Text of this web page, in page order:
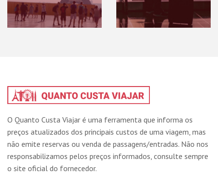
O Quanto Custa Viajar é uma ferramenta que informa os
preços atualizados dos principais custos de uma viagem, mas
não emite reservas ou venda de passagens/entradas. Não nos
responsabilizamos pelos preços informados, consulte sempre
o site oficial do fornecedor.